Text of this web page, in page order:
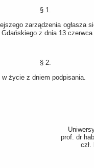
§ 1.
zarządzenia ogłasza
z dnia 13
§ 2.
życie z dniem podpisania.
prof. dr
czł.